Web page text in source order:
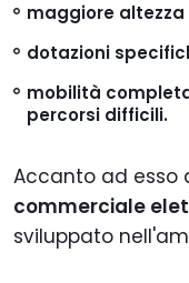
maggiore
dotazioni
mobilità
percorsi difficili.
Accanto ad esso
commerciale
sviluppato